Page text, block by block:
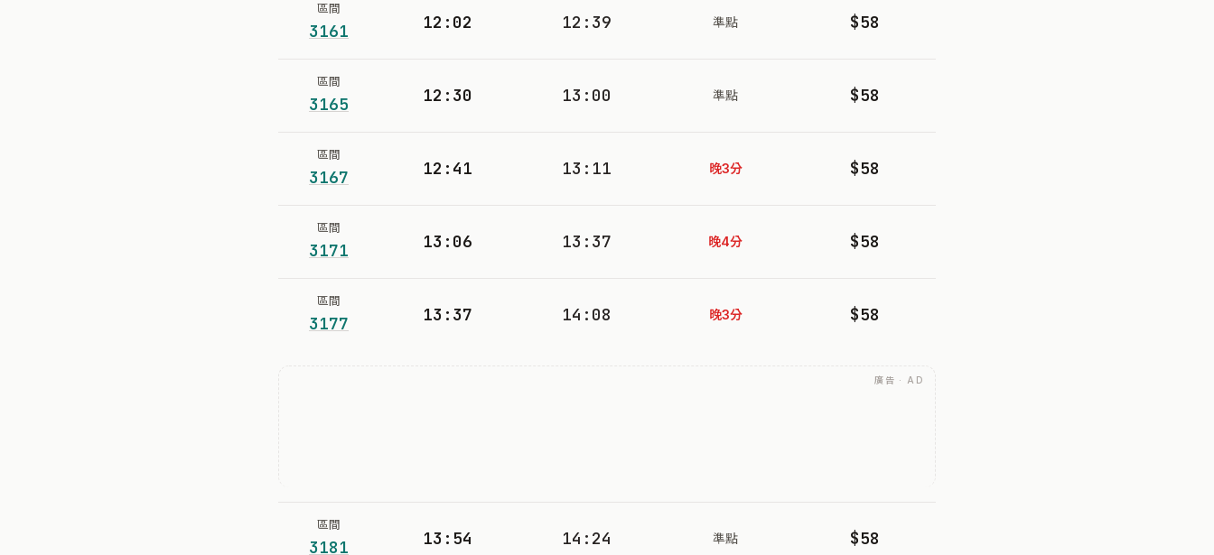
區間
3161 12:02 12:39 準點 $58
區間
3165 12:30 13:00 準點 $58
區間
3167 12:41 13:11 晚3分 $58
區間
3171 13:06 13:37 晚4分 $58
區間
3177 13:37 14:08 晚3分 $58
廣告 · AD
區間
3181 13:54 14:24 準點 $58